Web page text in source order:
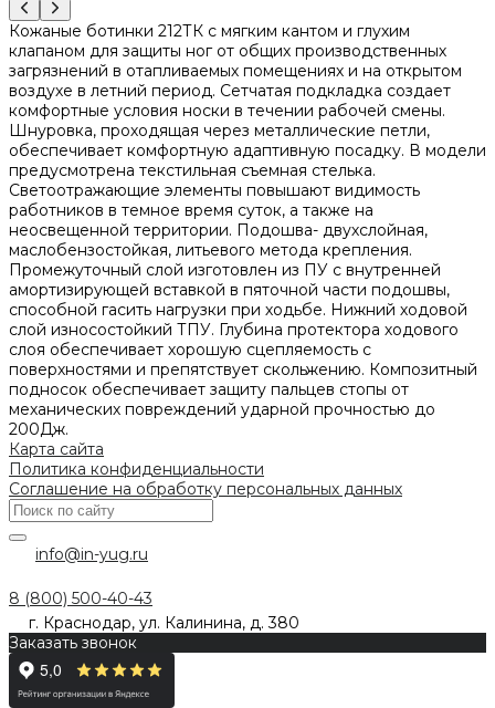
Кожаные ботинки 212ТК c мягким кантом и глухим
клапаном для защиты ног от общих производственных
загрязнений в отапливаемых помещениях и на открытом
воздухе в летний период. Сетчатая подкладка создает
комфортные условия носки в течении рабочей смены.
Шнуровка, проходящая через металлические петли,
обеспечивает комфортную адаптивную посадку. В модели
предусмотрена текстильная съемная стелька.
Светоотражающие элементы повышают видимость
работников в темное время суток, а также на
неосвещенной территории. Подошва- двухслойная,
маслобензостойкая, литьевого метода крепления.
Промежуточный слой изготовлен из ПУ с внутренней
амортизирующей вставкой в пяточной части подошвы,
способной гасить нагрузки при ходьбе. Нижний ходовой
слой износостойкий ТПУ. Глубина протектора ходового
слоя обеспечивает хорошую сцепляемость с
поверхностями и препятствует скольжению. Композитный
подносок обеспечивает защиту пальцев стопы от
механических повреждений ударной прочностью до
200Дж.
Карта сайта
Политика конфиденциальности
Соглашение на обработку персональных данных
info@in-yug.ru
8 (800) 500-40-43
г. Краснодар, ул. Калинина, д. 380
Заказать звонок